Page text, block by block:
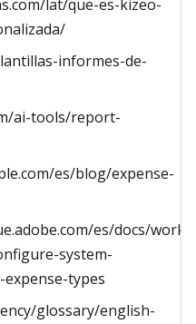
lat/que-es-kizeo-
informes-de-
ai-tools/report-
es/blog/expense-
es/docs/
system-
types
glossary/english-